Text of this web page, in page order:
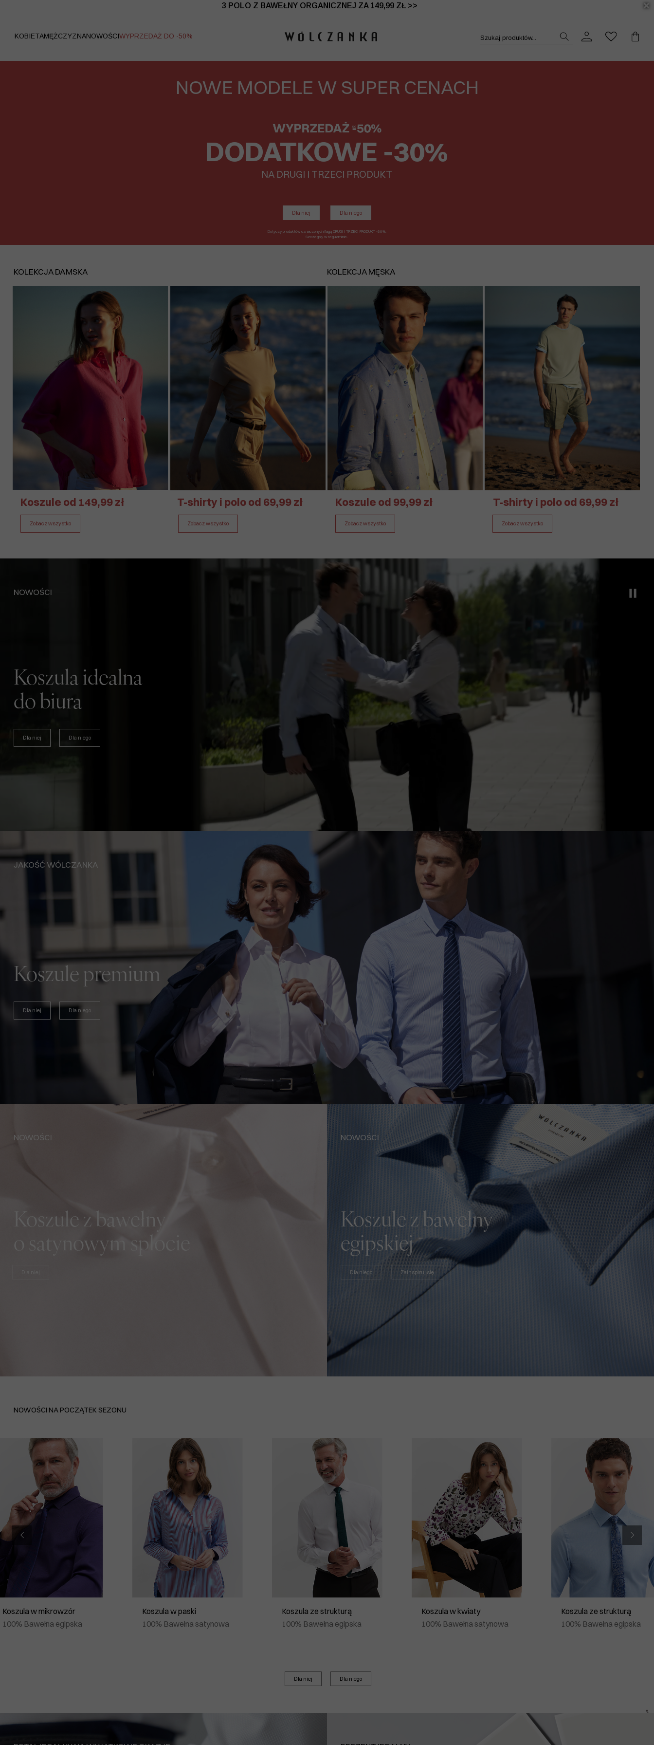
WYPRZEDAŻ DO -50% | DODATKOWE -30% NA DRUGI I TRZECI PRODUKT >>
KOBIETAMĘŻCZYZNANOWOŚCIWYPRZEDAŻ DO -50% Szukaj produktów...
NA DRUGI I TRZECI PRODUKT
DODATKOWE -30%
Dotyczy produktów oznaczonych flagą DRUGI I TRZECI PRODUKT -30%.
Dla niej
Szczegóły w regulaminie.
Dla niego
NOWE MODELE W SUPER CENACH
Koszule od 149,99 zł
Zobacz wszystko Zobacz wszystko
T-shirty i polo od 69,99 zł T-shirty i polo od 69,99 zł
Zobacz wszystko
Koszule od 99,99 zł
Zobacz wszystko
KOLEKCJA DAMSKA KOLEKCJA MĘSKA
NOWOŚCI
Dla niego
Dla niej
Koszula idealna
do biura
JAKOŚĆ WÓLCZANKA
Dla niego
Dla niej
Koszule premium
Dla niego Zainspiruj się
NOWOŚCI
Koszule z bawełny
egipskiej
NOWOŚCI
Koszule z bawełny
o satynowym splocie
NOWOŚCI NA POCZĄTEK SEZONU
100% Bawełna egipska
Koszula ze strukturą
100% Bawełna satynowa
Koszula w kwiaty
100% Bawełna egipska
Koszula ze strukturą
100% Bawełna egipska
Koszula w mikrowzór
100% Bawełna satynowa
Koszula w paski
Dla niej Dla niego